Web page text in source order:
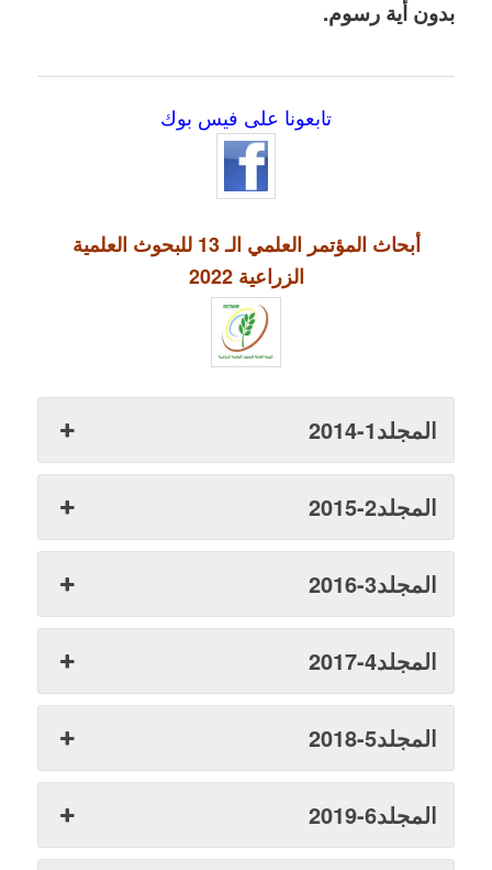
بدون أية رسوم.
تابعونا على فيس بوك
أبحاث المؤتمر العلمي الـ 13 للبحوث العلمية
الزراعية 2022
المجلد1-2014
المجلد2-2015
المجلد3-2016
المجلد4-2017
المجلد5-2018
المجلد6-2019